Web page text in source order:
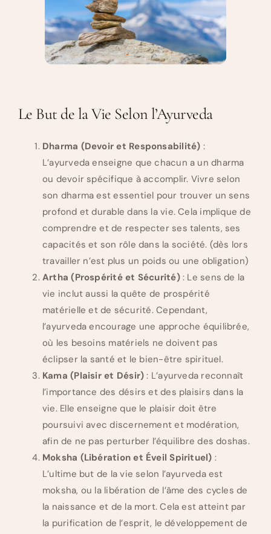
Le But de la Vie Selon l’Ayurveda
Dharma (Devoir et Responsabilité) :
L’ayurveda enseigne que chacun a un dharma
ou devoir spécifique à accomplir. Vivre selon
son dharma est essentiel pour trouver un sens
profond et durable dans la vie. Cela implique de
comprendre et de respecter ses talents, ses
capacités et son rôle dans la société. (dès lors
travailler n’est plus un poids ou une obligation)
Artha (Prospérité et Sécurité): Le sens de la
vie inclut aussi la quête de prospérité
matérielle et de sécurité. Cependant,
l’ayurveda encourage une approche équilibrée,
où les besoins matériels ne doivent pas
éclipser la santé et le bien-être spirituel.
Kama (Plaisir et Désir) : L’ayurveda reconnaît
l’importance des désirs et des plaisirs dans la
vie. Elle enseigne que le plaisir doit être
poursuivi avec discernement et modération,
afin de ne pas perturber l’équilibre des doshas.
Moksha (Libération et Éveil Spirituel) :
L’ultime but de la vie selon l’ayurveda est
moksha, ou la libération de l’âme des cycles de
la naissance et de la mort. Cela est atteint par
la purification de l’esprit, le développement de